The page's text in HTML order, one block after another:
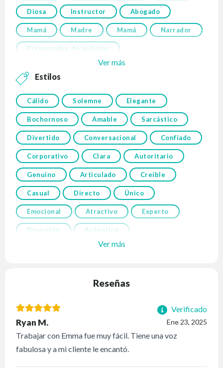
Diosa Instructor Abogado
Mamá Madre Mamá Narrador
Presentador de noticias
Ver más
Estilos
Cálido Solemne Elegante
Bochornoso Amable Sarcástico
Divertido Conversacional Confiado
Corporativo Clara Autoritario
Genuino Articulado Creíble
Casual Directo Único
Emocional Atractivo Experto
Diversión Auténtico
Ver más
Reseñas
Verificado
Ene 23, 2025
Ryan M.
Trabajar con Emma fue muy fácil. Tiene una voz
fabulosa y a mi cliente le encantó.